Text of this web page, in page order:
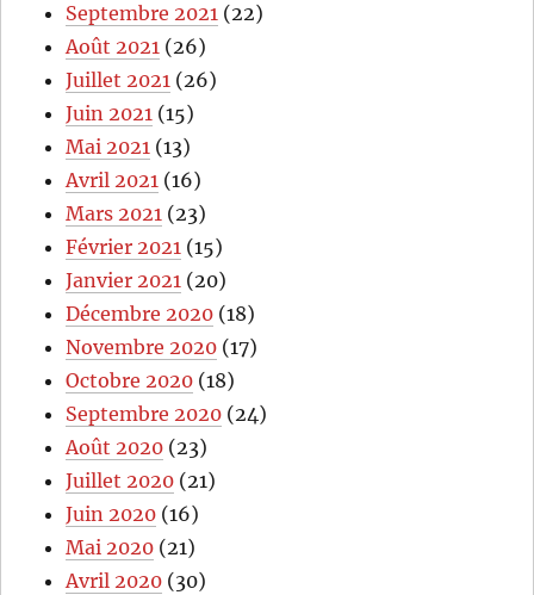
Septembre 2021 (22)
Août 2021 (26)
Juillet 2021 (26)
Juin 2021 (15)
Mai 2021 (13)
Avril 2021 (16)
Mars 2021 (23)
Février 2021 (15)
Janvier 2021 (20)
Décembre 2020 (18)
Novembre 2020 (17)
Octobre 2020 (18)
Septembre 2020 (24)
Août 2020 (23)
Juillet 2020 (21)
Juin 2020 (16)
Mai 2020 (21)
Avril 2020 (30)